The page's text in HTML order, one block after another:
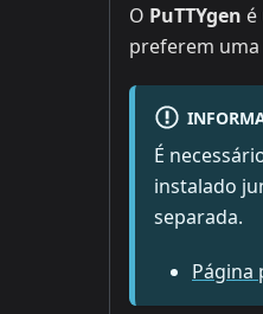
O PuTTYgen
preferem
É
instalado
separada.
Página